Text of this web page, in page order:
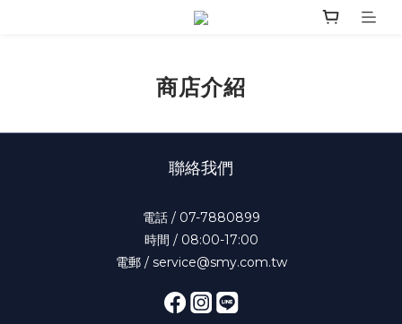
商店介紹
聯絡我們
電話 / 07-7880899
時間 / 08:00-17:00
電郵 / service@smy.com.tw